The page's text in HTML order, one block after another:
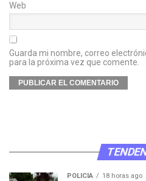
Web
Guarda mi nombre, correo
para la próxima vez que comente.
POLICÍA 18 horas ago